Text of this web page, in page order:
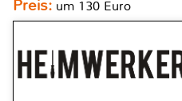
Preis: um 130 Euro